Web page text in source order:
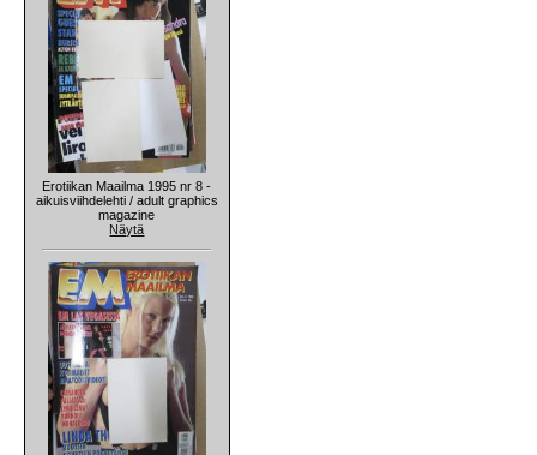
Erotiikan Maailma 1995 nr 8 -
aikuisviihdelehti / adult graphics
magazine
Näytä